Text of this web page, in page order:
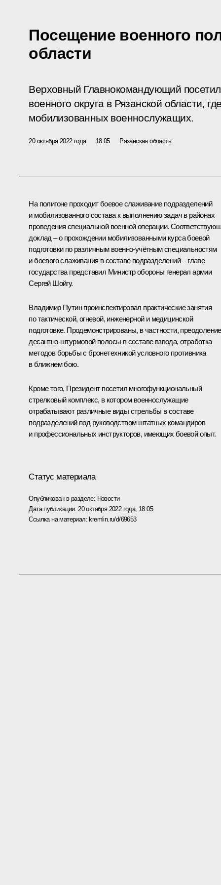
Посещение военного
области
Верховный Главнокомандующий
военного округа в Рязанской области,
мобилизованных военнослужащих.
20 октября 2022 года 18:05 Рязанская область
На полигоне проходит боевое слаживание подразделений
и мобилизованного состава к выполнению задач в районах
проведения специальной военной операции.
доклад – о прохождении мобилизованными курса боевой
подготовки по различным военно-учётным специальностям
и боевого слаживания в составе подразделений – главе
государства представил Министр обороны генерал армии
Сергей Шойгу.
Владимир Путин проинспектировал практические занятия
по тактической, огневой, инженерной и медицинской
подготовке. Продемонстрированы, в частности, преодоление
десантно-штурмовой полосы в составе взвода, отработка
методов борьбы с бронетехникой условного противника
в ближнем бою.
Кроме того, Президент посетил многофункциональный
стрелковый комплекс, в котором военнослужащие
отрабатывают различные виды стрельбы в составе
подразделений под руководством штатных командиров
и профессиональных инструкторов, имеющих боевой опыт.
Статус материала
Опубликован в разделе: Новости
Дата публикации: 20 октября 2022 года, 18:05
Ссылка на материал: kremlin.ru/d/69653